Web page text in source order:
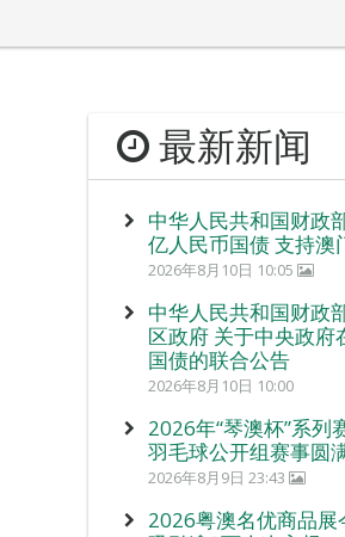
最新新闻
中华人民共和国财政
亿人民币国债 支持澳
2026年8月10日 10:05
中华人民共和国财政
区政府 关于中央政府
国债的联合公告
2026年8月10日 10:00
2026年“琴澳杯”系列
羽毛球公开组赛事圆
2026年8月9日 23:43
2026粤澳名优商品展